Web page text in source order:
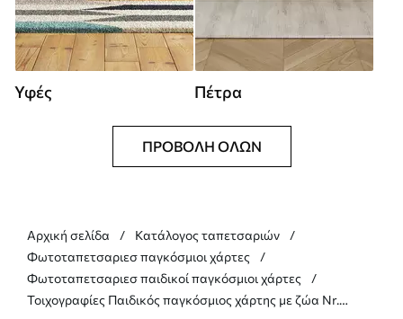
Υφές Πέτρα
ΠΡΟΒΟΛΉ ΌΛΩΝ
Αρχική σελίδα
Κατάλογος ταπετσαριών
Φωτοταπετσαριεσ παγκόσμιοι χάρτες
Φωτοταπετσαριεσ παιδικοί παγκόσμιοι χάρτες
Τοιχογραφίες Παιδικός παγκόσμιος χάρτης με ζώα Nr.